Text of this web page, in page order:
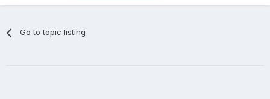
Go to topic listing